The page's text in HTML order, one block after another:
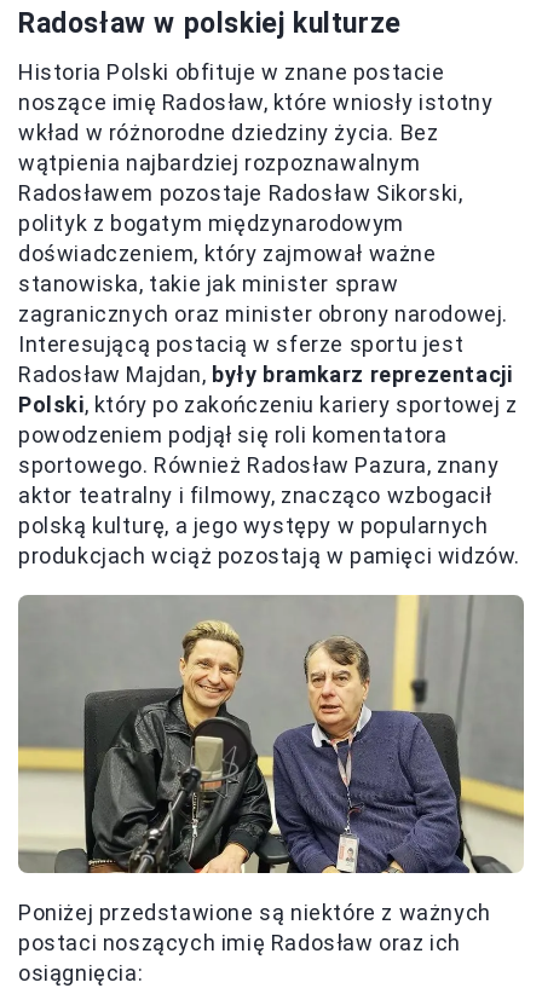
Radosław w polskiej kulturze
Historia Polski obfituje w znane postacie
noszące imię Radosław, które wniosły istotny
wkład w różnorodne dziedziny życia. Bez
wątpienia najbardziej rozpoznawalnym
Radosławem pozostaje Radosław Sikorski,
polityk z bogatym międzynarodowym
doświadczeniem, który zajmował ważne
stanowiska, takie jak minister spraw
zagranicznych oraz minister obrony narodowej.
Interesującą postacią w sferze sportu jest
Radosław Majdan, były bramkarz reprezentacji
Polski, który po zakończeniu kariery sportowej z
powodzeniem podjął się roli komentatora
sportowego. Również Radosław Pazura, znany
aktor teatralny i filmowy, znacząco wzbogacił
polską kulturę, a jego występy w popularnych
produkcjach wciąż pozostają w pamięci widzów.
Poniżej przedstawione są niektóre z ważnych
postaci noszących imię Radosław oraz ich
osiągnięcia: